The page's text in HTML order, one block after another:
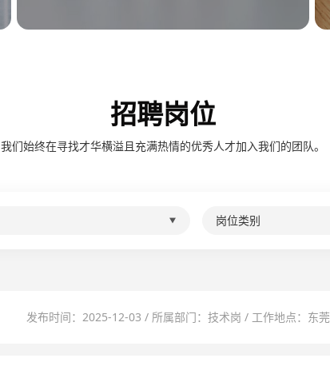
招聘岗位
我们始终在寻找才华横溢且充满热情的优秀人才加入我们的团队。
岗位类别
发布时间：2025-12-03 / 所属部门：技术岗 / 工作地点：东莞